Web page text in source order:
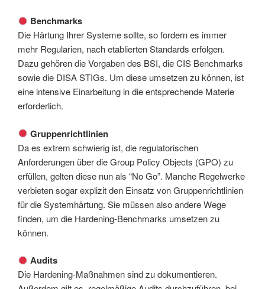
Benchmarks
Die Härtung Ihrer Systeme sollte, so fordern es immer
mehr Regularien, nach etablierten Standards erfolgen.
Dazu gehören die Vorgaben des BSI, die CIS Benchmarks
sowie die DISA STIGs. Um diese umsetzen zu können, ist
eine intensive Einarbeitung in die entsprechende Materie
erforderlich.
Gruppenrichtlinien
Da es extrem schwierig ist, die regulatorischen
Anforderungen über die Group Policy Objects (GPO) zu
erfüllen, gelten diese nun als “No Go”. Manche Regelwerke
verbieten sogar explizit den Einsatz von Gruppenrichtlinien
für die Systemhärtung. Sie müssen also andere Wege
finden, um die Hardening-Benchmarks umsetzen zu
können.
Audits
Die Hardening-Maßnahmen sind zu dokumentieren.